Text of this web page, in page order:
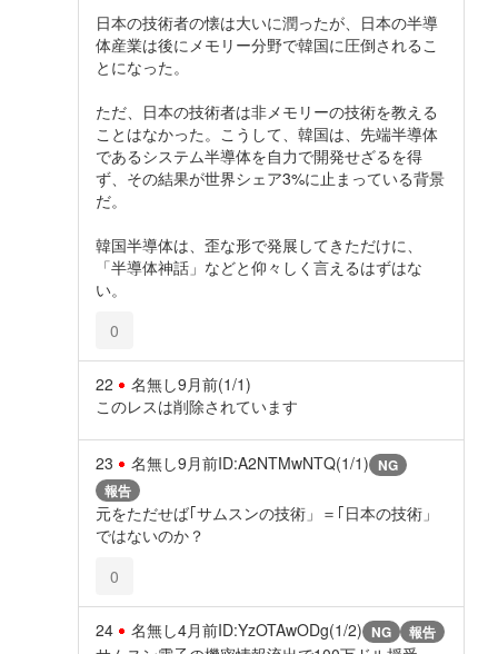
日本の技術者の懐は大いに潤ったが、日本の半導
体産業は後にメモリー分野で韓国に圧倒されるこ
とになった。
ただ、日本の技術者は非メモリーの技術を教える
ことはなかった。こうして、韓国は、先端半導体
であるシステム半導体を自力で開発せざるを得
ず、その結果が世界シェア3%に止まっている背景
だ。
韓国半導体は、歪な形で発展してきただけに、
「半導体神話」などと仰々しく言えるはずはな
い。
0
22 名無し9月前(1/1)
このレスは削除されています
23 名無し9月前ID:A2NTMwNTQ(1/1) NG
報告
元をただせば｢サムスンの技術」＝｢日本の技術」
ではないのか？
0
24 名無し4月前ID:YzOTAwODg(1/2) NG 報告